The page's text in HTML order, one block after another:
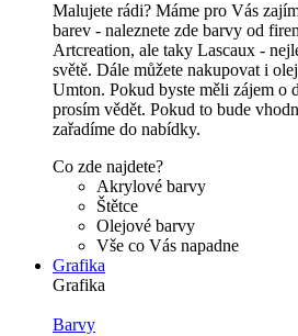
Malujete rádi? Máme pro Vás
barev - naleznete zde barvy od
Artcreation, ale taky Lascaux -
světě. Dále můžete nakupovat i
Umton. Pokud byste měli zájem o
prosím vědět. Pokud to bude
zařadíme do nabídky.
Co zde najdete?
Akrylové barvy
Štětce
Olejové barvy
Vše co Vás napadne
Grafika
Grafika
Barvy